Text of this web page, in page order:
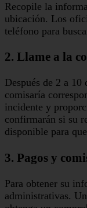
Recopile la
ubicación. Los
teléfono para
2. Llame a la
Después de 2 a
comisaría
incidente y
confirmarán si su
disponible para
3. Pagos y
Para obtener su
administrativas.